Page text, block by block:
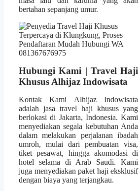
bertahan sepanjang umur.
Hubungi Kami | Travel Haji
Khusus Alhijaz Indowisata
Kontak Kami Alhijaz Indowisata
adalah jasa travel haji khusus yang
berlokasi di Jakarta, Indonesia. Kami
menyediakan segala kebutuhan Anda
dalam melakukan perjalanan ibadah
umroh, mulai dari pembuatan visa,
tiket pesawat, hingga akomodasi di
hotel selama di Arab Saudi. Kami
juga menyediakan paket haji eksklusif
dengan biaya yang terjangkau.